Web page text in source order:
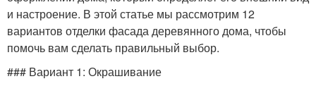
и настроение. В этой статье мы рассмотрим 12
вариантов отделки фасада деревянного дома, чтобы
помочь вам сделать правильный выбор.
### Вариант 1: Окрашивание